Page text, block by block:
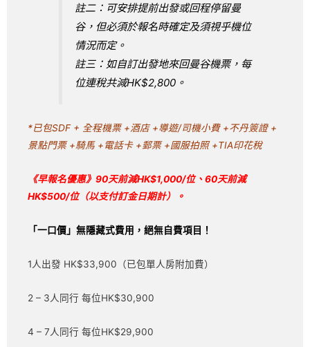
註二：可安排提前出發或回程停留曼
谷，但必須於報名時確定及須視乎機位
情況而定。
註三：如自訂出發地來回曼谷機票，每
位連稅共減HK$2,800。
*已包SDF + 全程機票 +酒店 +導遊/司機小費 +不丹簽證 +
景點門票 +騎馬 +電話卡 +郵票 +國服拍照 +TIA印花稅
《早報名優惠》90天前減HK$1,000/位、60天前減
HK$500/位（以支付訂金日期計） 。
「一口價」無隱藏式費用，絕無自費項目！
1人出發 HK$33,900（已包單人房附加費）
2 – 3人同行 每位HK$30,900
4 – 7人同行 每位HK$29,900